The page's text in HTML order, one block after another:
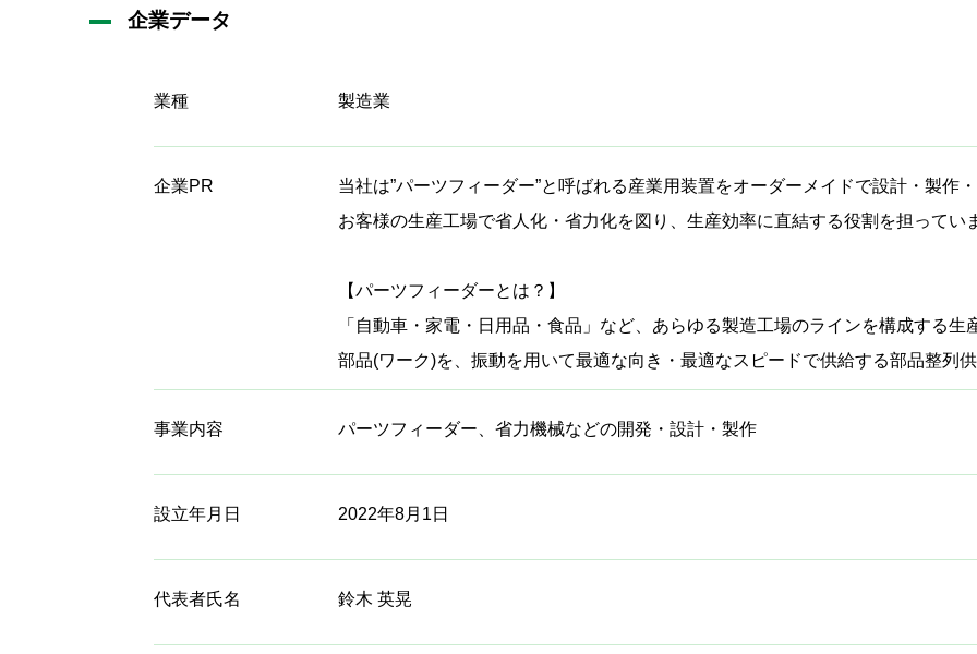
企業データ
業種 製造業
企業PR
当社は”パーツフィーダー”と呼ばれる産業用装置をオーダーメイドで設計・製作
お客様の生産工場で省人化・省力化を図り、生産効率に直結する役割を担ってい
【パーツフィーダーとは？】
「自動車・家電・日用品・食品」など、あらゆる製造工場のラインを構成する
部品(ワーク)を、振動を用いて最適な向き・最適なスピードで供給する部品整列
事業内容 パーツフィーダー、省力機械などの開発・設計・製作
設立年月日 2022年8月1日
代表者氏名 鈴木 英晃